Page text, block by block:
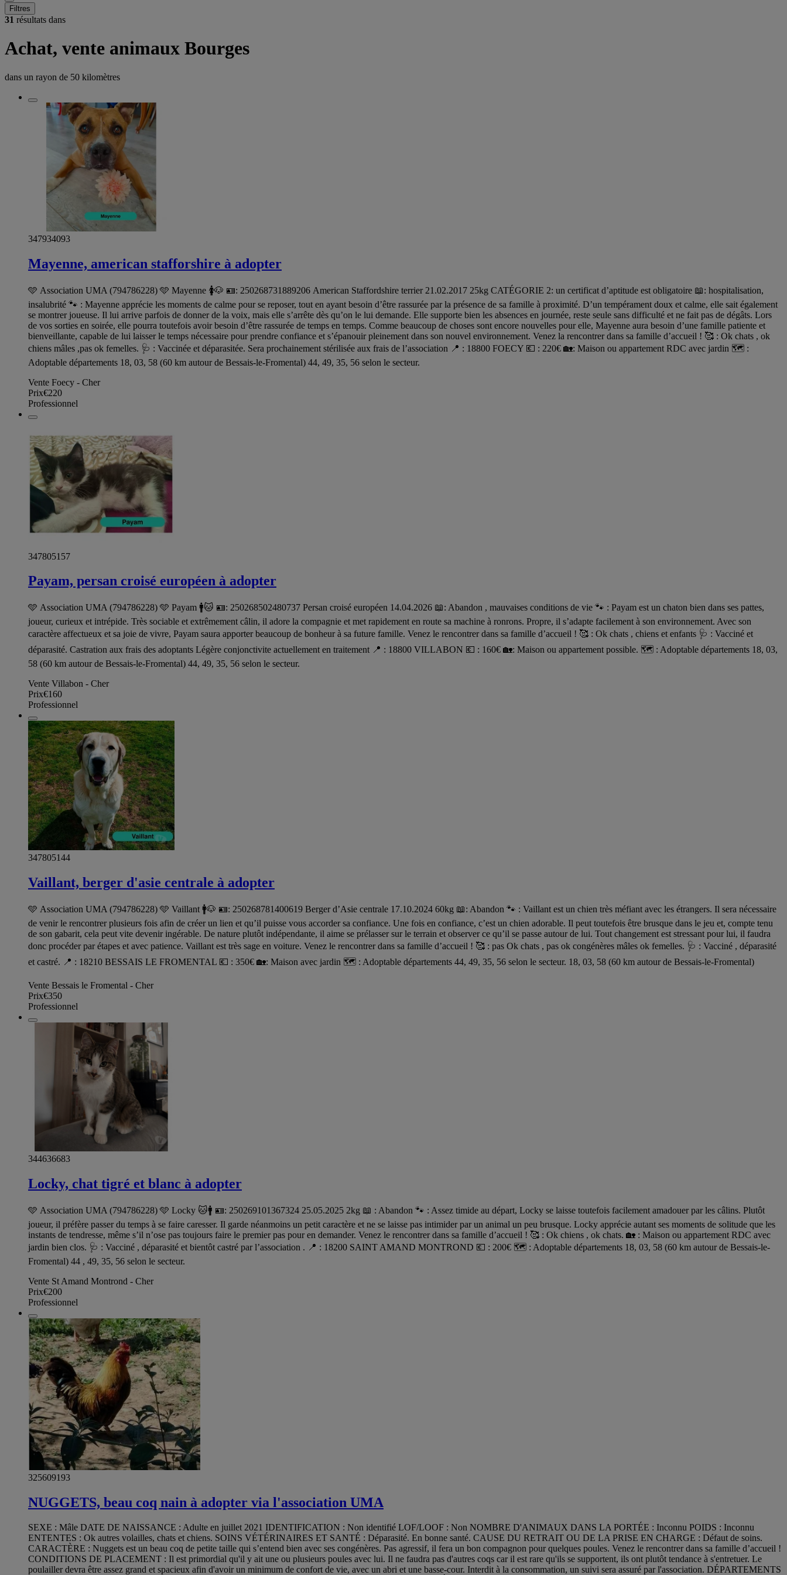
Filtres
31 résultats dans
Achat, vente animaux Bourges
dans un rayon de 50 kilomètres
347934093
Mayenne, american stafforshire à adopter
🩵 Association UMA (794786228) 🩵 Mayenne 🚺🐶 🪪: 250268731889206 American Staffordshire terrier 21.02.2017 25kg CATÉGORIE 2: un certificat d’aptitude est obligatoire 📖: hospitalisation,
insalubrité 🐾 : Mayenne apprécie les moments de calme pour se reposer, tout en ayant besoin d’être rassurée par la présence de sa famille à proximité. D’un tempérament doux et calme, elle sait également
se montrer joueuse. Il lui arrive parfois de donner de la voix, mais elle s’arrête dès qu’on le lui demande. Elle supporte bien les absences en journée, reste seule sans difficulté et ne fait pas de dégâts. Lors
de vos sorties en soirée, elle pourra toutefois avoir besoin d’être rassurée de temps en temps. Comme beaucoup de choses sont encore nouvelles pour elle, Mayenne aura besoin d’une famille patiente et
bienveillante, capable de lui laisser le temps nécessaire pour prendre confiance et s’épanouir pleinement dans son nouvel environnement. Venez la rencontrer dans sa famille d’accueil ! 🥰 : Ok chats , ok
chiens mâles ,pas ok femelles. 🩺 : Vaccinée et déparasitée. Sera prochainement stérilisée aux frais de l’association 📍 : 18800 FOECY 💶 : 220€ 🏡: Maison ou appartement RDC avec jardin 🗺️ :
Adoptable départements 18, 03, 58 (60 km autour de Bessais-le-Fromental) 44, 49, 35, 56 selon le secteur.
Vente Foecy - Cher
Prix€220
Professionnel
347805157
Payam, persan croisé européen à adopter
🩵 Association UMA (794786228) 🩵 Payam 🚹🐱 🪪: 250268502480737 Persan croisé européen 14.04.2026 📖: Abandon , mauvaises conditions de vie 🐾 : Payam est un chaton bien dans ses pattes,
joueur, curieux et intrépide. Très sociable et extrêmement câlin, il adore la compagnie et met rapidement en route sa machine à ronrons. Propre, il s’adapte facilement à son environnement. Avec son
caractère affectueux et sa joie de vivre, Payam saura apporter beaucoup de bonheur à sa future famille. Venez le rencontrer dans sa famille d’accueil ! 🥰 : Ok chats , chiens et enfants 🩺 : Vacciné et
déparasité. Castration aux frais des adoptants Légère conjonctivite actuellement en traitement 📍 : 18800 VILLABON 💶 : 160€ 🏡: Maison ou appartement possible. 🗺️ : Adoptable départements 18, 03,
58 (60 km autour de Bessais-le-Fromental) 44, 49, 35, 56 selon le secteur.
Vente Villabon - Cher
Prix€160
Professionnel
347805144
Vaillant, berger d'asie centrale à adopter
🩵 Association UMA (794786228) 🩵 Vaillant 🚹🐶 🪪: 250268781400619 Berger d’Asie centrale 17.10.2024 60kg 📖: Abandon 🐾 : Vaillant est un chien très méfiant avec les étrangers. Il sera nécessaire
de venir le rencontrer plusieurs fois afin de créer un lien et qu’il puisse vous accorder sa confiance. Une fois en confiance, c’est un chien adorable. Il peut toutefois être brusque dans le jeu et, compte tenu
de son gabarit, cela peut vite devenir ingérable. De nature plutôt indépendante, il aime se prélasser sur le terrain et observer ce qu’il se passe autour de lui. Tout changement est stressant pour lui, il faudra
donc procéder par étapes et avec patience. Vaillant est très sage en voiture. Venez le rencontrer dans sa famille d’accueil ! 🥰 : pas Ok chats , pas ok congénères mâles ok femelles. 🩺 : Vacciné , déparasité
et castré. 📍 : 18210 BESSAIS LE FROMENTAL 💶 : 350€ 🏡: Maison avec jardin 🗺️ : Adoptable départements 44, 49, 35, 56 selon le secteur. 18, 03, 58 (60 km autour de Bessais-le-Fromental)
Vente Bessais le Fromental - Cher
Prix€350
Professionnel
344636683
Locky, chat tigré et blanc à adopter
🩵 Association UMA (794786228) 🩵 Locky 🐱🚹 🪪: 250269101367324 25.05.2025 2kg 📖 : Abandon 🐾 : Assez timide au départ, Locky se laisse toutefois facilement amadouer par les câlins. Plutôt
joueur, il préfère passer du temps à se faire caresser. Il garde néanmoins un petit caractère et ne se laisse pas intimider par un animal un peu brusque. Locky apprécie autant ses moments de solitude que les
instants de tendresse, même s’il n’ose pas toujours faire le premier pas pour en demander. Venez le rencontrer dans sa famille d’accueil ! 🥰 : Ok chiens , ok chats. 🏡 : Maison ou appartement RDC avec
jardin bien clos. 🩺 : Vacciné , déparasité et bientôt castré par l’association . 📍 : 18200 SAINT AMAND MONTROND 💶 : 200€ 🗺️ : Adoptable départements 18, 03, 58 (60 km autour de Bessais-le-
Fromental) 44 , 49, 35, 56 selon le secteur.
Vente St Amand Montrond - Cher
Prix€200
Professionnel
325609193
NUGGETS, beau coq nain à adopter via l'association UMA
SEXE : Mâle DATE DE NAISSANCE : Adulte en juillet 2021 IDENTIFICATION : Non identifié LOF/LOOF : Non NOMBRE D'ANIMAUX DANS LA PORTÉE : Inconnu POIDS : Inconnu
ENTENTES : Ok autres volailles, chats et chiens. SOINS VÉTÉRINAIRES ET SANTÉ : Déparasité. En bonne santé. CAUSE DU RETRAIT OU DE LA PRISE EN CHARGE : Défaut de soins.
CARACTÈRE : Nuggets est un beau coq de petite taille qui s’entend bien avec ses congénères. Pas agressif, il fera un bon compagnon pour quelques poules. Venez le rencontrer dans sa famille d’accueil !
CONDITIONS DE PLACEMENT : Il est primordial qu'il y ait une ou plusieurs poules avec lui. Il ne faudra pas d'autres coqs car il est rare qu'ils se supportent, ils ont plutôt tendance à s'entretuer. Le
poulailler devra être assez grand et spacieux afin d'avoir un minimum de confort de vie, avec un abri et une basse-cour. Interdit à la consommation, un suivi sera assuré par l'association. DÉPARTEMENTS